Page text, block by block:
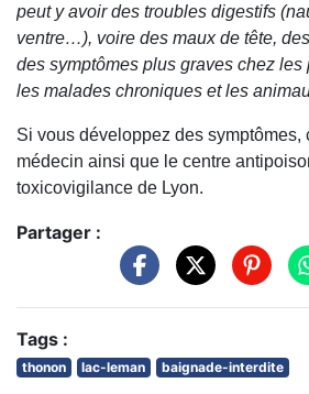
peut y avoir des troubles digestifs
ventre…), voire des maux de tête,
des symptômes plus graves chez les
les malades chroniques et les
Si vous développez des symptômes,
médecin ainsi que le centre
toxicovigilance de Lyon.
Partager :
Tags :
thonon lac-leman baignade-interdite